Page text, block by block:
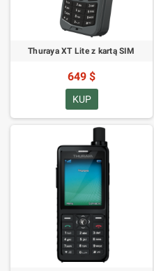
Thuraya XT Lite z kartą SIM
649 $
KUP